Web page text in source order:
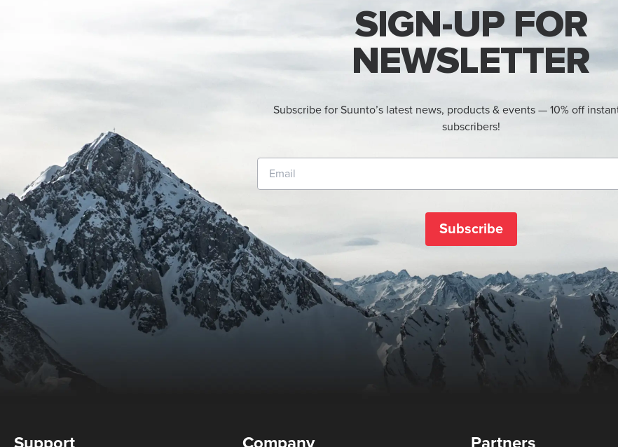
SIGN-UP FOR
NEWSLETTER
Subscribe for Suunto’s latest news, products & events — 10% off
subscribers!
Subscribe
Support Company Partners